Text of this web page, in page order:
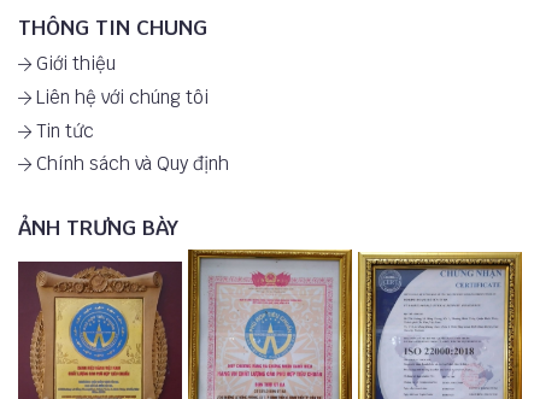
THÔNG TIN CHUNG
Giới thiệu
Liên hệ với chúng tôi
Tin tức
Chính sách và Quy định
ẢNH TRƯNG BÀY